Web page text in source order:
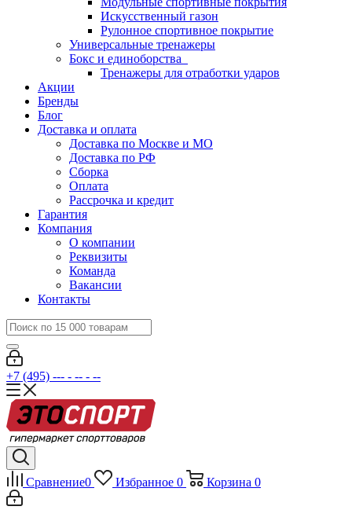
Искусственный газон
Рулонное спортивное покрытие
Универсальные тренажеры
Бокс и единоборства
Тренажеры для отработки ударов
Акции
Бренды
Блог
Доставка и оплата
Доставка по Москве и МО
Доставка по РФ
Сборка
Оплата
Рассрочка и кредит
Гарантия
Компания
О компании
Реквизиты
Команда
Вакансии
Контакты
+7 (495) --- - -- - --
Сравнение0 Избранное 0 Корзина 0